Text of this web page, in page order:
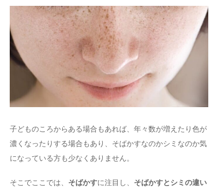
子どものころからある場合もあれば、年々数が増えたり色が
濃くなったりする場合もあり、そばかすなのかシミなのか気
になっている方も少なくありません。
そこでここでは、 そばかすに注目し、 そばかすとシミの違い